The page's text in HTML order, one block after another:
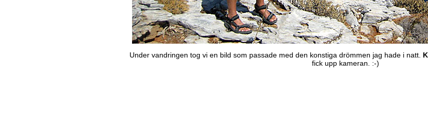
Under vandringen tog vi en bild som passade med den konstiga drömmen jag hade i natt.
fick upp kameran. :-)